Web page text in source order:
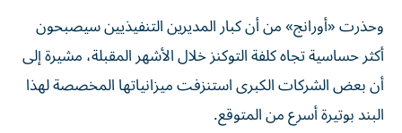
وحذرت «أورانج» من أن كبار المديرين التنفيذيين سيصبحون
أكثر حساسية تجاه كلفة التوكنز خلال الأشهر المقبلة، مشيرة إلى
أن بعض الشركات الكبرى استنزفت ميزانياتها المخصصة لهذا
البند بوتيرة أسرع من المتوقع.